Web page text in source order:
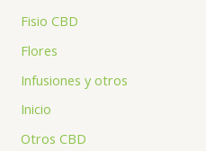
Fisio CBD
Flores
Infusiones y otros
Inicio
Otros CBD